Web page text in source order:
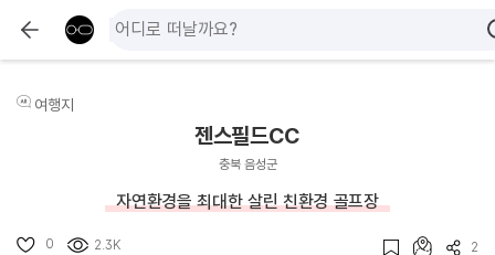
여행지
젠스필드CC
충북 음성군
자연환경을 최대한 살린 친환경 골프장
0 2.3K 2